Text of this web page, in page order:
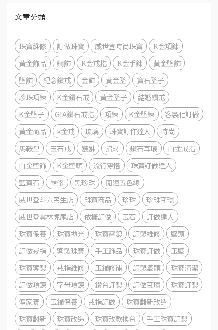
文章分類
珠寶維修 訂做珠寶 威世登時尚珠寶
K金項鍊
黃金飾品
鋼飾 K金戒指 K金手鍊
黃金墜飾
墜飾
紀念鑽戒 金飾 黃金墜
寶石墜子
珍珠項鍊
K金鑽石戒 黃金墜子
結婚鑽戒
K金墜子
GIA鑽石戒指 項鍊 K金墜鍊
客製化訂做
黃金商品
k金戒 琉璃 珠寶訂作達人
時尚
馬鞍型
玉石戒 貔貅 招財 鑽石耳環
白金戒指
白金墜飾
K金墜頭 流行穿搭
珠寶訂做達人
藍寶石
維修 黑珍珠
開運五色線
威世登斗六民生店
珠寶商品 珍珠
珍珠耳環
威世登雲林虎尾店
依樣訂做 玉石
訂做達人
珠寶保養
珠寶拋光 珠寶電鍍 訂製維修
墜頭
訂做戒指
客製珠寶 手工飾品 珠寶訂做
玉墜
珠寶客製
戒指維修 玉鐲修補 訂製墜頭
珠寶清潔
訂做項鍊
字母項鍊 鑽台訂製 訂做耳環
珠寶訂製
傳家寶
玉鐲保養 戒指訂做
珠寶翻新改造
珠寶翻新
珠寶改造 珠寶改款換台
手工珠寶訂製